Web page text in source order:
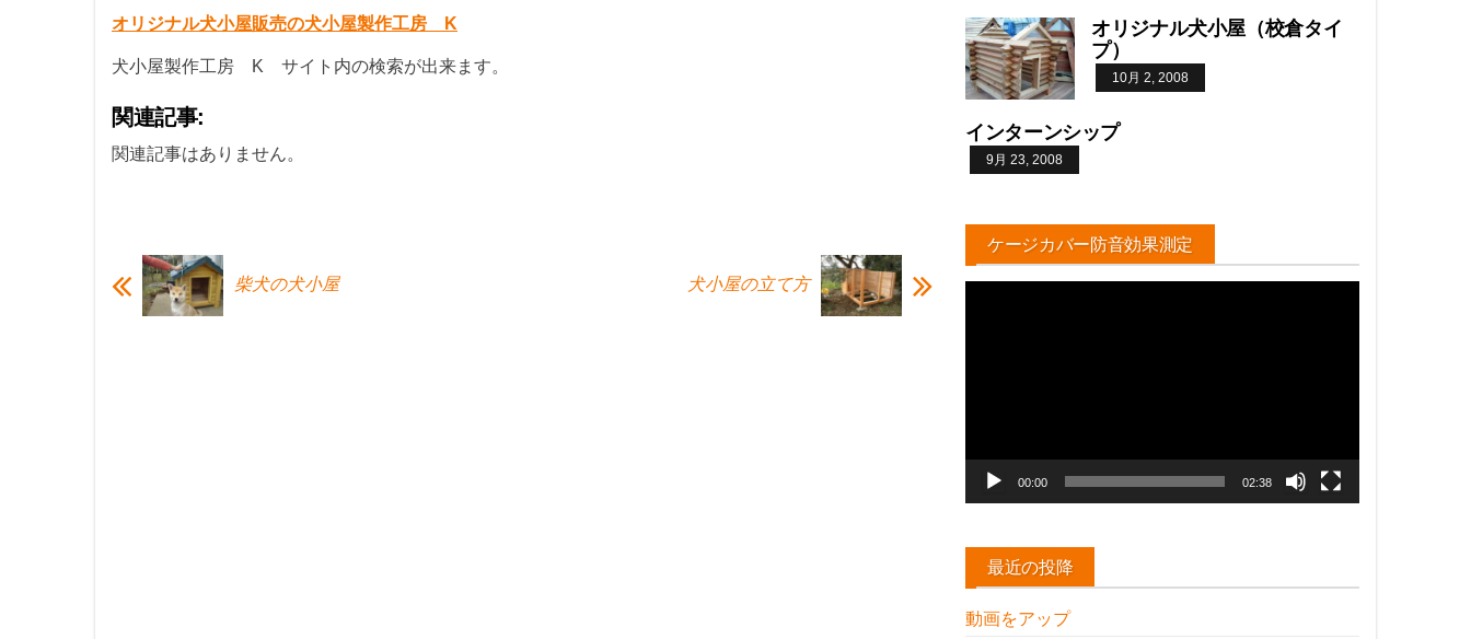
オリジナル犬小屋販売の犬小屋製作工房 K
犬小屋製作工房 K サイト内の検索が出来ます。
関連記事:
関連記事はありません。
柴犬の犬小屋 犬小屋の立て方
オリジナル犬小屋（校倉タイ
プ）
10月 2, 2008
インターンシップ
9月 23, 2008
ケージカバー防音効果測定
00:00 02:38
最近の投降
動画をアップ